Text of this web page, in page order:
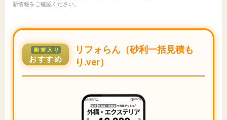
新情報をご確認ください。
殿堂入り
おすすめ
リフォらん（砂利一括見積も
り.ver）